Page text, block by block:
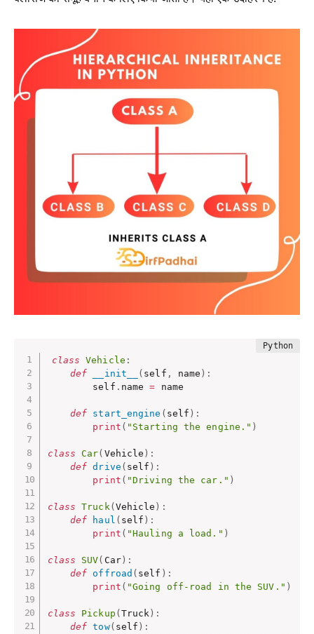
class Vehicle :
def
__init__ ( self , name ) :
        self
. name = name
def start_engine ( self ) :
print ( "Starting the engine." )
class Car( Vehicle ) :
def drive ( self ) :
print ( "Driving the car." )
class Truck( Vehicle ) :
def
haul ( self ) :
print ( "Hauling a load." )
class SUV( Car) :
def offroad ( self ) :
print ( "Going off-road in the SUV." )
class Pickup ( Truck ) :
def tow( self ) :